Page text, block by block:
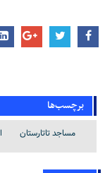
برچسب‌ها
مساجد تاتارستان